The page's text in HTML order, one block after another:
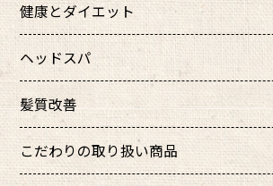
健康とダイエット
ヘッドスパ
髪質改善
こだわりの取り扱い商品